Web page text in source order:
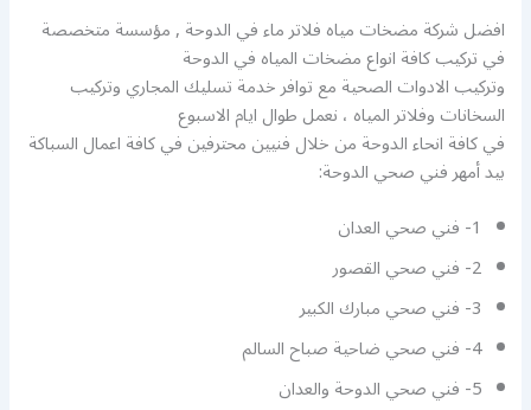
افضل شركة مضخات مياه فلاتر ماء في الدوحة , مؤسسة متخصصة
في تركيب كافة انواع مضخات المياه في الدوحة
وتركيب الادوات الصحية مع توافر خدمة تسليك المجاري وتركيب
السخانات وفلاتر المياه ، نعمل طوال ايام الاسبوع
في كافة انحاء الدوحة من خلال فنيين محترفين في كافة اعمال السباكة
بيد أمهر فني صحي الدوحة:
1- فني صحي العدان
2- فني صحي القصور
3- فني صحي مبارك الكبير
4- فني صحي ضاحية صباح السالم
5- فني صحي الدوحة والعدان